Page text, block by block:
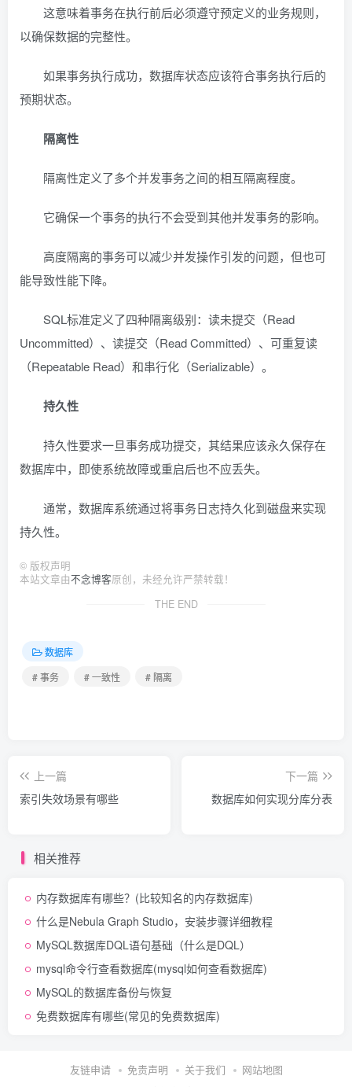
这意味着事务在执行前后必须遵守预定义的业务规则，
以确保数据的完整性。
如果事务执行成功，数据库状态应该符合事务执行后的
预期状态。
隔离性
隔离性定义了多个并发事务之间的相互隔离程度。
它确保一个事务的执行不会受到其他并发事务的影响。
高度隔离的事务可以减少并发操作引发的问题，但也可
能导致性能下降。
SQL标准定义了四种隔离级别：读未提交（Read
Uncommitted）、读提交（Read Committed）、可重复读
（Repeatable Read）和串行化（Serializable）。
持久性
持久性要求一旦事务成功提交，其结果应该永久保存在
数据库中，即使系统故障或重启后也不应丢失。
通常，数据库系统通过将事务日志持久化到磁盘来实现
持久性。
© 版权声明
本站文章由不念博客原创，未经允许严禁转载！
THE END
数据库
# 事务
# 一致性 # 隔离
上一篇
索引失效场景有哪些
下一篇
数据库如何实现分库分表
相关推荐
内存数据库有哪些？(比较知名的内存数据库)
什么是Nebula Graph Studio，安装步骤详细教程
MySQL数据库DQL语句基础（什么是DQL）
mysql命令行查看数据库(mysql如何查看数据库)
MySQL的数据库备份与恢复
免费数据库有哪些(常见的免费数据库)
友链申请 免责声明 关于我们 网站地图